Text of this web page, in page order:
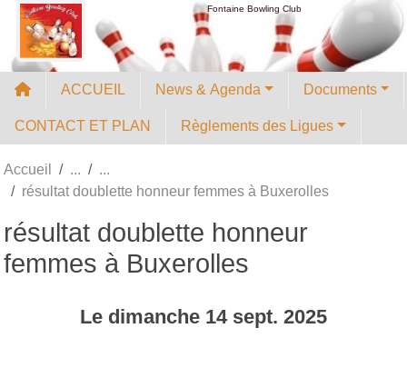
Fontaine Bowling Club
ACCUEIL News & Agenda Documents
CONTACT ET PLAN Règlements des Ligues
Accueil
résultat doublette honneur femmes à Buxerolles
résultat doublette honneur
femmes à Buxerolles
Le dimanche 14 sept. 2025
Panneau de gestion des cookies